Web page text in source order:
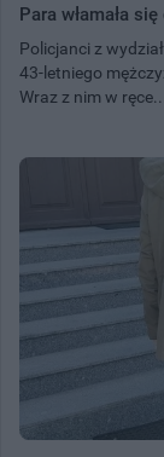
Para włamała
Policjanci z
43-letniego
Wraz z nim w ręce...